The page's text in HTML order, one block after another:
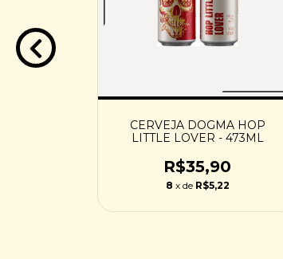
CERVEJA DOGMA HOP
LITTLE LOVER - 473ML
R$35,90
8 x de R$5,22